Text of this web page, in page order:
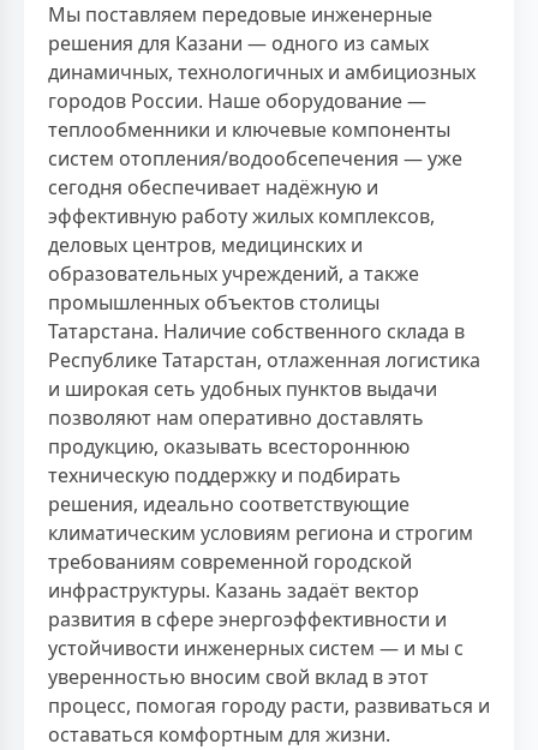
Мы поставляем передовые инженерные
решения для Казани — одного из самых
динамичных, технологичных и амбициозных
городов России. Наше оборудование —
теплообменники и ключевые компоненты
систем отопления/водообсепечения — уже
сегодня обеспечивает надёжную и
эффективную работу жилых комплексов,
деловых центров, медицинских и
образовательных учреждений, а также
промышленных объектов столицы
Татарстана. Наличие собственного склада в
Республике Татарстан, отлаженная логистика
и широкая сеть удобных пунктов выдачи
позволяют нам оперативно доставлять
продукцию, оказывать всестороннюю
техническую поддержку и подбирать
решения, идеально соответствующие
климатическим условиям региона и строгим
требованиям современной городской
инфраструктуры. Казань задаёт вектор
развития в сфере энергоэффективности и
устойчивости инженерных систем — и мы с
уверенностью вносим свой вклад в этот
процесс, помогая городу расти, развиваться и
оставаться комфортным для жизни.